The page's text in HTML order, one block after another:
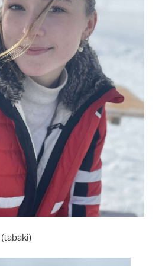
(tabaki)